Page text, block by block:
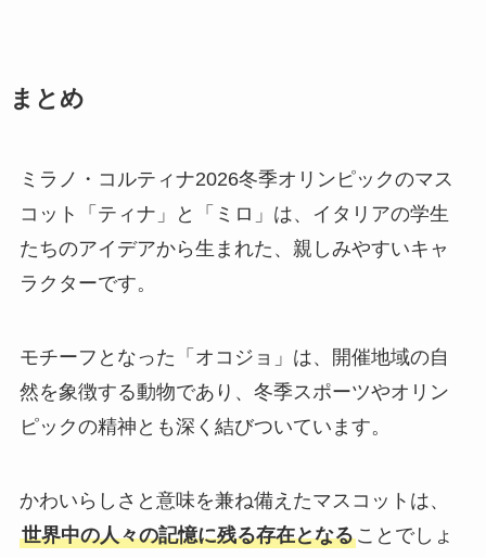
まとめ
ミラノ・コルティナ2026冬季オリンピックのマス
コット「ティナ」と「ミロ」は、イタリアの学生
たちのアイデアから生まれた、親しみやすいキャ
ラクターです。
モチーフとなった「オコジョ」は、開催地域の自
然を象徴する動物であり、冬季スポーツやオリン
ピックの精神とも深く結びついています。
かわいらしさと意味を兼ね備えたマスコットは、
世界中の人々の記憶に残る存在となることでしょ